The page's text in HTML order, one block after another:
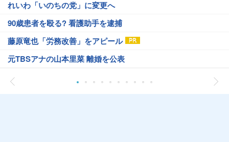
れいわ「いのちの党」に変更へ
90歳患者を殴る? 看護助手を逮捕
藤原竜也「労務改善」をアピール
元TBSアナの山本里菜 離婚を公表